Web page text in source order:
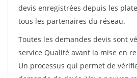
devis enregistrées depuis les
tous les partenaires du réseau.
Toutes les demandes devis sont
service Qualité avant la mise en
Un processus qui permet de